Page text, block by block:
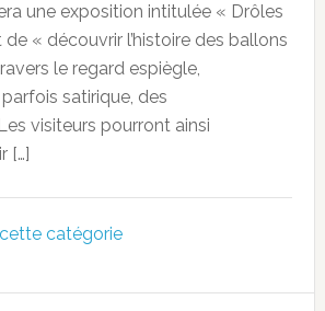
une exposition intitulée « Drôles
de « découvrir l’histoire des ballons
le regard espiègle,
satirique, des
visiteurs pourront ainsi
[…]
catégorie